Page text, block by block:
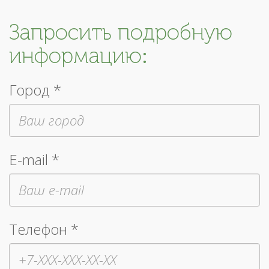
Запросить подробную
информацию:
Город *
E-mail *
Телефон *